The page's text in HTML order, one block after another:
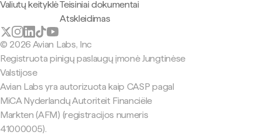
Valiutų keityklėTeisiniai dokumentai
Atskleidimas
© 2026 Avian Labs, Inc
Registruota pinigų paslaugų įmonė Jungtinėse
Valstijose
Avian Labs yra autorizuota kaip CASP pagal
MiCA Nyderlandų Autoriteit Financiële
Markten (AFM) (registracijos numeris
41000005).